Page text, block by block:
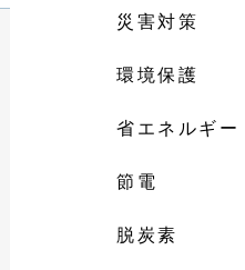
災害対策
環境保護
省エネルギー
節電
脱炭素